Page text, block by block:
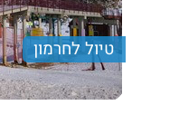
טיול לחרמון
טיול לחרמון
מיועד לקבוצות